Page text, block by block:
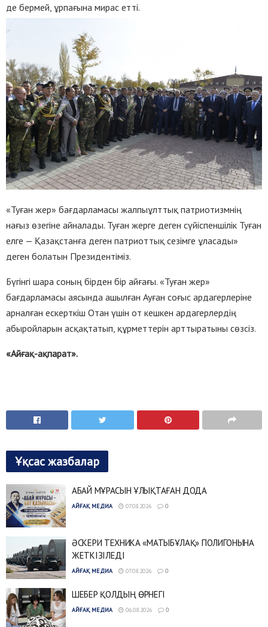
де бермей, ұрпағына мирас етті.
«Туған жер» бағдарламасы жалпыұлттық патриотизмнің
нағыз өзегіне айналады. Туған жерге деген сүйіспеншілік Туған
елге — Қазақстанға деген патриоттық сезімге ұласады»
деген болатын Президентіміз.
Бүгінгі шара соның бірден бір айғағы. «Туған жер»
бағдарламасы аясында ашылған Ауған соғыс ардагерлеріне
арналған ескерткіш Отан үшін от кешкен ардагерлердің
абыройларын асқақтатып, құрметтерін арттыратыны сөзсіз.
«Айғақ-ақпарат».
Ұқсас жазбалар
АБАЙ МҰРАСЫН ҰЛЫҚТАҒАН ДОДА
АЙҒАҚ МЕДИА 07.08.2026 0
ӘСКЕРИ ТЕХНИКА «МАТЫБҰЛАҚ» ПОЛИГОНЫНА
ЖЕТКІЗІЛЕДІ
АЙҒАҚ МЕДИА 07.08.2026 0
ШЕБЕР ҚОЛДЫҢ ӨРНЕГІ
АЙҒАҚ МЕДИА 06.08.2026 0